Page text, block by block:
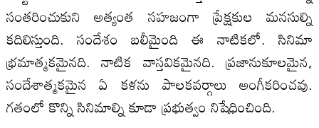
సంతరించుకుని అత్యంత సహజంగా ప్రేక్షకుల మనసుల్ని
కదిలిస్తుంది. సందేశం బలీమైంది ఈ నాటికలో. సినిమా
భ్రమాత్మకమైనది. నాటిక వాస్తవికమైనది. ప్రజానుకూలమైన,
సందేశాత్మకమైన ఏ కళను పాలకవర్గాలు అంగీకరించవు.
గతంలో కొన్ని సినిమాల్ని కూడా ప్రభుత్వం నిషేధించింది.